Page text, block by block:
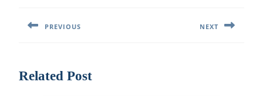
записям
PREVIOUS NEXT
Related Post